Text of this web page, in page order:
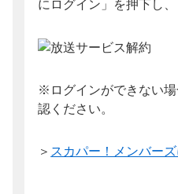
にログイン」を押下し、
※ログインができない
認ください。
＞ スカパー！メンバー